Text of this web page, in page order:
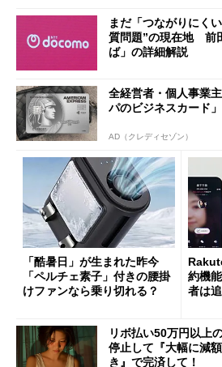
まだ「つながりにく
質問題”の現在地 前
ば」の詳細解説
全経営者・個人事業
パのビジネスカード」
AD（クレディセゾン）
「酷暑日」が生まれた昨今
「ペルチェ素子」付きの腰掛
けファンなら乗り切れる？
約機
者は
リボ払い50万円以上
停止して『大幅に減
き』で完済して！